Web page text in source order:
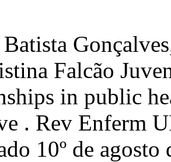
Falcão
in public
. Rev Enferm
10º de